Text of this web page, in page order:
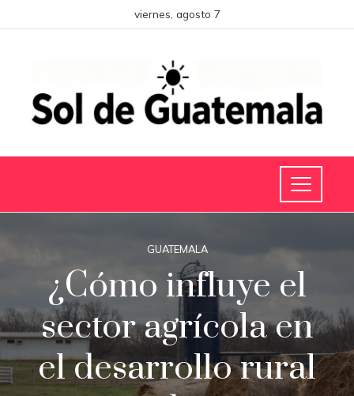
viernes, agosto 7
GUATEMALA
¿Cómo influye el
sector agrícola en
el desarrollo rural